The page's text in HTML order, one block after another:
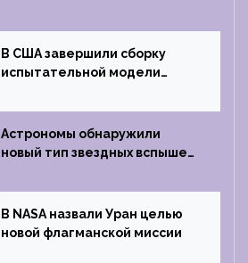
В США завершили сборку
испытательной модели
Griffin
Астрономы обнаружили
новый тип звездных вспышек
В NASA назвали Уран целью
новой флагманской миссии